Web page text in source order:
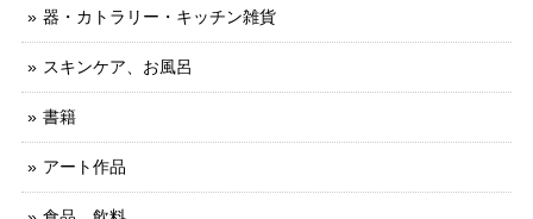
器・カトラリー・キッチン雑貨
スキンケア、お風呂
書籍
アート作品